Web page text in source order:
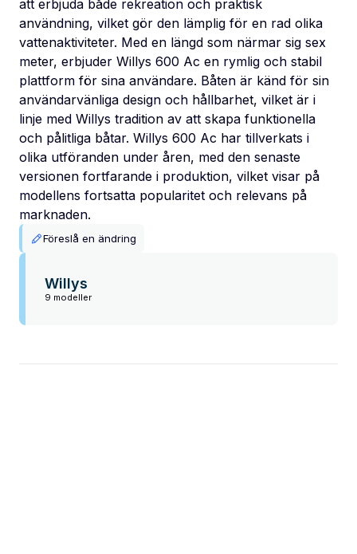
att erbjuda både rekreation och praktisk
användning, vilket gör den lämplig för en rad olika
vattenaktiviteter. Med en längd som närmar sig sex
meter, erbjuder Willys 600 Ac en rymlig och stabil
plattform för sina användare. Båten är känd för sin
användarvänliga design och hållbarhet, vilket är i
linje med Willys tradition av att skapa funktionella
och pålitliga båtar. Willys 600 Ac har tillverkats i
olika utföranden under åren, med den senaste
versionen fortfarande i produktion, vilket visar på
modellens fortsatta popularitet och relevans på
marknaden.
Föreslå en ändring
Willys
9 modeller